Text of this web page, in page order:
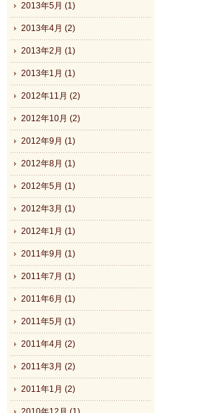
2013年5月 (1)
2013年4月 (2)
2013年2月 (1)
2013年1月 (1)
2012年11月 (2)
2012年10月 (2)
2012年9月 (1)
2012年8月 (1)
2012年5月 (1)
2012年3月 (1)
2012年1月 (1)
2011年9月 (1)
2011年7月 (1)
2011年6月 (1)
2011年5月 (1)
2011年4月 (2)
2011年3月 (2)
2011年1月 (2)